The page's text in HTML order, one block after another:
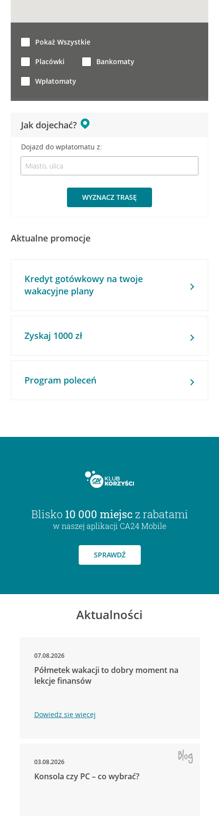
Jak dojechać?
Dojazd do wpłatomatu z:
WYZNACZ TRASĘ
Pokaż Wszystkie
Placówki Bankomaty
Wpłatomaty
Aktualne promocje
Kredyt gotówkowy na twoje
wakacyjne plany
Zyskaj 1000 zł
Program poleceń
Blisko 10 000 miejsc z rabatami
w naszej aplikacji CA24 Mobile
SPRAWDŹ
Aktualności
07.08.2026
Półmetek wakacji to dobry moment na
lekcje finansów
Dowiedz się więcej
03.08.2026
Konsola czy PC – co wybrać?